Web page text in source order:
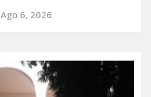
Ago 6, 2026